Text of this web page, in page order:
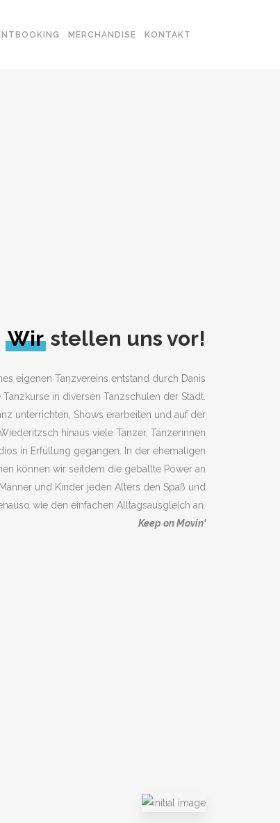
MERCHANDISE KONTAKT
Wir stellen uns vor!
eigenen Tanzvereins entstand durch Danis
in diversen Tanzschulen der Stadt.
unterrichten, Shows erarbeiten und auf der
hinaus viele Tänzer, Tänzerinnen
in Erfüllung gegangen. In der ehemaligen
können wir seitdem die geballte Power an
und Kinder jeden Alters den Spaß und
wie den einfachen Alltagsausgleich an.
Keep on Movin‘